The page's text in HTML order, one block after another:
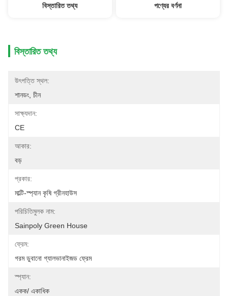
বিস্তারিত তথ্য পণ্যের বর্ণনা
বিস্তারিত তথ্য
উৎপত্তি স্থল:
শানডং, চীন
সাক্ষ্যদান:
CE
আকার:
বড়
প্রকার:
মাল্টি-স্প্যান কৃষি গ্রীনহাউস
পরিচিতিমুলক নাম:
Sainpoly Green House
ফ্রেম:
গরম ডুবানো গ্যালভানাইজড ফ্রেম
স্প্যান:
একক/ একাধিক